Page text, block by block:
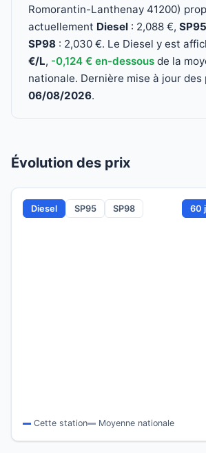
Romorantin-Lanthenay 41200)
actuellement Diesel : 2,088 €, SP95
SP98 : 2,030 €. Le Diesel y est
€/L, -0,124 € en-dessous de la
nationale. Dernière mise à jour des
06/08/2026.
Évolution des prix
Diesel SP95 SP98 60
Cette station Moyenne nationale